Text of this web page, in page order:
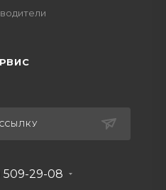
509-29-08